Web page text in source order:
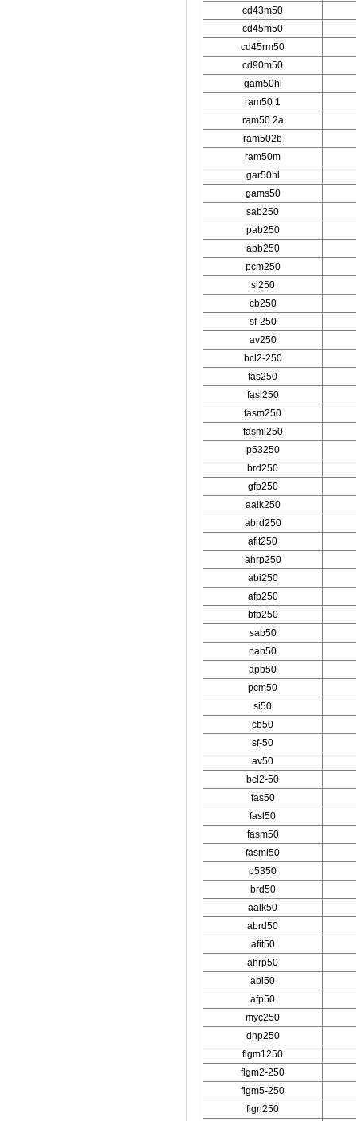
cd43m50
cd45m50
cd45rm50
cd90m50
gam50hl
ram50 1
ram50 2a
ram502b
ram50m
gar50hl
gams50
sab250
pab250
apb250
pcm250
si250
cb250
sf-250
av250
bcl2-250
fas250
fasl250
fasm250
fasml250
p53250
brd250
gfp250
aalk250
abrd250
afit250
ahrp250
abi250
afp250
bfp250
sab50
pab50
apb50
pcm50
si50
cb50
sf-50
av50
bcl2-50
fas50
fasl50
fasm50
fasml50
p5350
brd50
aalk50
abrd50
afit50
ahrp50
abi50
afp50
myc250
dnp250
flgm1250
flgm2-250
flgm5-250
flgn250